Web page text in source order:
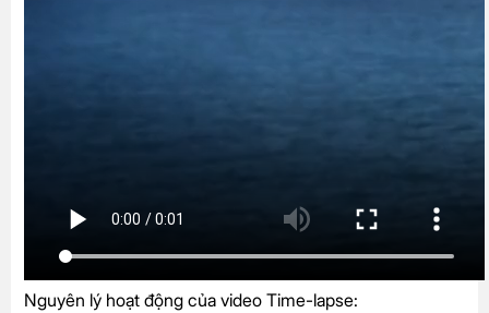
Nguyên lý hoạt động của video Time-lapse: